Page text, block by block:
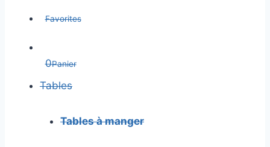
Favorites
0Panier
Tables
Tables à manger